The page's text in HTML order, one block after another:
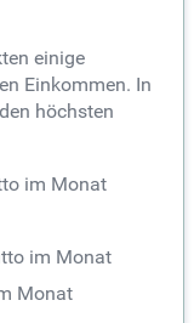
einige
Einkommen. In
höchsten
im Monat
im Monat
Monat